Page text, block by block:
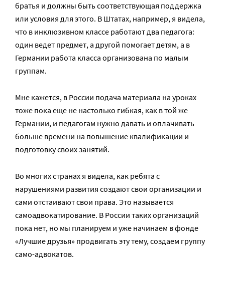
братья и должны быть соответствующая поддержка
или условия для этого. В Штатах, например, я видела,
что в инклюзивном классе работают два педагога:
один ведет предмет, а другой помогает детям, а в
Германии работа класса организована по малым
группам.
Мне кажется, в России подача материала на уроках
тоже пока еще не настолько гибкая, как в той же
Германии, и педагогам нужно давать и оплачивать
больше времени на повышение квалификации и
подготовку своих занятий.
Во многих странах я видела, как ребята с
нарушениями развития создают свои организации и
сами отстаивают свои права. Это называется
самоадвокатирование. В России таких организаций
пока нет, но мы планируем и уже начинаем в фонде
«Лучшие друзья» продвигать эту тему, создаем группу
само-адвокатов.